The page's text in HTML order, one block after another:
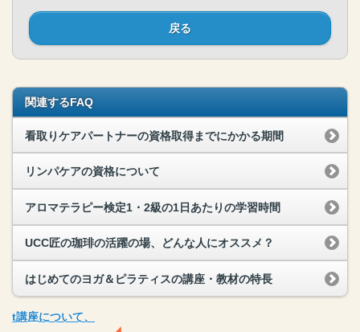
戻る
関連するFAQ
看取りケアパートナーの資格取得までにかかる期間
リンパケアの資格について
アロマテラピー検定1・2級の1日あたりの学習時間
UCC匠の珈琲の活躍の場、どんな人にオススメ？
はじめてのヨガ＆ピラティスの講座・教材の特長
t講座について、